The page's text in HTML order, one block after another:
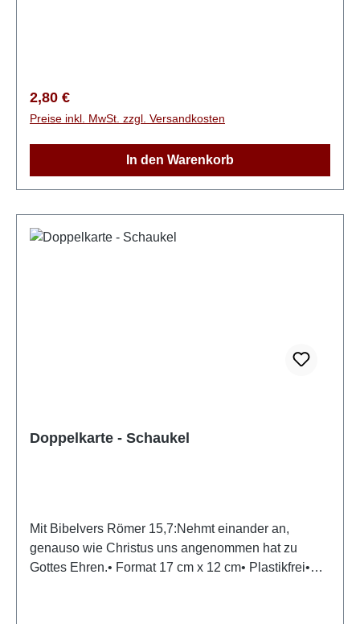
Regulärer Preis:
2,80 €
Preise inkl. MwSt. zzgl. Versandkosten
In den Warenkorb
Doppelkarte - Schaukel
Mit Bibelvers Römer 15,7:Nehmt einander an,
genauso wie Christus uns angenommen hat zu
Gottes Ehren.• Format 17 cm x 12 cm• Plastikfrei•